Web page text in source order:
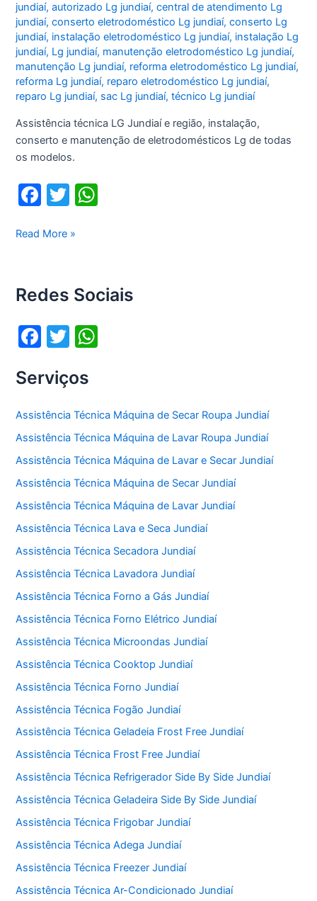
jundiaí,autorizado Lg jundiaí,central de atendimento Lg
jundiaí,conserto eletrodoméstico Lg jundiaí,conserto Lg
jundiaí, instalação eletrodoméstico Lg jundiaí, instalação Lg
jundiaí, Lg jundiaí, manutenção eletrodoméstico Lg jundiaí,
manutenção Lg jundiaí, reforma eletrodoméstico Lg jundiaí,
reforma Lg jundiaí, reparo eletrodoméstico Lg jundiaí,
reparo Lg jundiaí, sac Lg jundiaí,técnico Lg jundiaí
Assistência técnica LG Jundiaí e região, instalação,
conserto e manutenção de eletrodomésticos Lg de todas
os modelos.
F
c
b
o
o
k
T
itt
A
p
Assistência
Read More »
Redes Sociais
F
c
e
b
o
o
k
T
itt
er s
A
p
p
Serviços
Assistência Técnica Máquina de Secar Roupa Jundiaí
Assistência Técnica Máquina de Lavar Roupa Jundiaí
Assistência Técnica Máquina de Lavar e Secar Jundiaí
Assistência Técnica Máquina de Secar Jundiaí
Assistência Técnica Máquina de Lavar Jundiaí
Assistência Técnica Lava e Seca Jundiaí
Assistência Técnica Secadora Jundiaí
Assistência Técnica Lavadora Jundiaí
Assistência Técnica Forno a Gás Jundiaí
Assistência Técnica Forno Elétrico Jundiaí
Assistência Técnica Microondas Jundiaí
Assistência Técnica Cooktop Jundiaí
Assistência Técnica Forno Jundiaí
Assistência Técnica Fogão Jundiaí
Assistência Técnica Geladeia Frost Free Jundiaí
Assistência Técnica Frost Free Jundiaí
Assistência Técnica Refrigerador Side By Side Jundiaí
Assistência Técnica Geladeira Side By Side Jundiaí
Assistência Técnica Frigobar Jundiaí
Assistência Técnica Adega Jundiaí
Assistência Técnica Freezer Jundiaí
Assistência Técnica Ar-Condicionado Jundiaí